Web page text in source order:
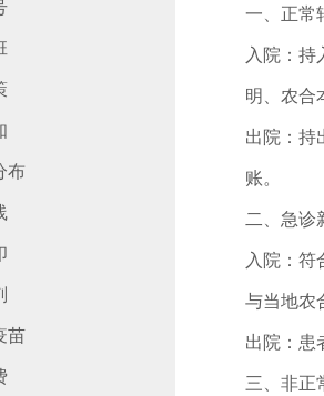
布
苗
一、正常
入院：
明、农合
出院：持
账。
二、急诊
入院：
与当地农
出院：患
三、非正